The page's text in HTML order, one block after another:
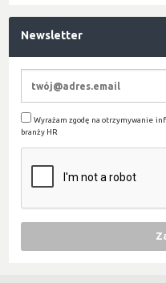
Newsletter
Wyrażam zgodę na otrzymywanie
branży HR